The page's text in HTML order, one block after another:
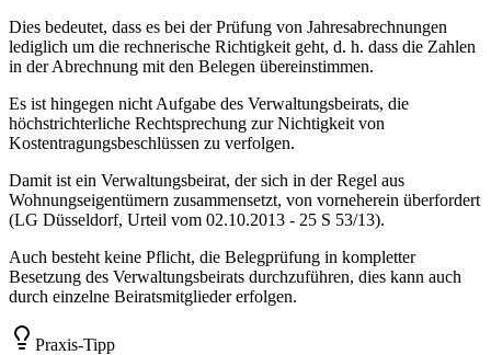
Dies bedeutet, dass es bei der Prüfung von Jahresabrechnungen
lediglich um die rechnerische Richtigkeit geht, d. h. dass die Zahlen
in der Abrechnung mit den Belegen übereinstimmen.
Es ist hingegen nicht Aufgabe des Verwaltungsbeirats, die
höchstrichterliche Rechtsprechung zur Nichtigkeit von
Kostentragungsbeschlüssen zu verfolgen.
Damit ist ein Verwaltungsbeirat, der sich in der Regel aus
Wohnungseigentümern zusammensetzt, von vorneherein überfordert
(LG Düsseldorf, Urteil vom 02.10.2013 - 25 S 53/13).
Auch besteht keine Pflicht, die Belegprüfung in kompletter
Besetzung des Verwaltungsbeirats durchzuführen, dies kann auch
durch einzelne Beiratsmitglieder erfolgen.
Praxis-Tipp